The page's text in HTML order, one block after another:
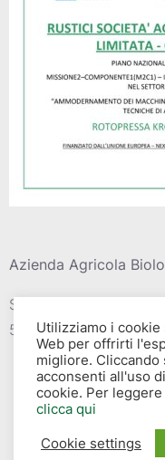
Azienda Agricola
Strada vic. Della barca
58015 – Albinia (GR)
Utilizziamo i
Web per offrirti
migliore. Cliccando
acconsenti all'uso
cookie. Per
clicca qui
Cookie settings